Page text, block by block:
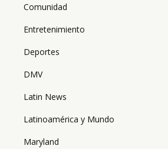
Comunidad
Entretenimiento
Deportes
DMV
Latin News
Latinoamérica y Mundo
Maryland